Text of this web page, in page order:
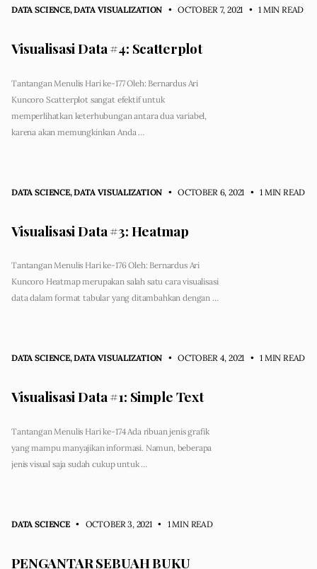
DATA SCIENCE,DATA VISUALIZATION • OCTOBER 7, 2021 • 1 MIN READ
Visualisasi Data #4: Scatterplot
Tantangan Menulis Hari ke-177 Oleh: Bernardus Ari
Kuncoro Scatterplot sangat efektif untuk
memperlihatkan keterhubungan antara dua variabel,
karena akan memungkinkan Anda …
DATA SCIENCE,DATA VISUALIZATION • OCTOBER 6, 2021 • 1 MIN READ
Visualisasi Data #3: Heatmap
Tantangan Menulis Hari ke-176 Oleh: Bernardus Ari
Kuncoro Heatmap merupakan salah satu cara visualisasi
data dalam format tabular yang ditambahkan dengan …
DATA SCIENCE,DATA VISUALIZATION • OCTOBER 4, 2021 • 1 MIN READ
Visualisasi Data #1: Simple Text
Tantangan Menulis Hari ke-174 Ada ribuan jenis grafik
yang mampu manyajikan informasi. Namun, beberapa
jenis visual saja sudah cukup untuk …
DATA SCIENCE • OCTOBER 3, 2021 • 1 MIN READ
PENGANTAR SEBUAH BUKU